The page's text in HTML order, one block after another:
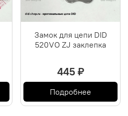
Замок для цепи DID
520VO ZJ заклепка
445 ₽
Подробнее